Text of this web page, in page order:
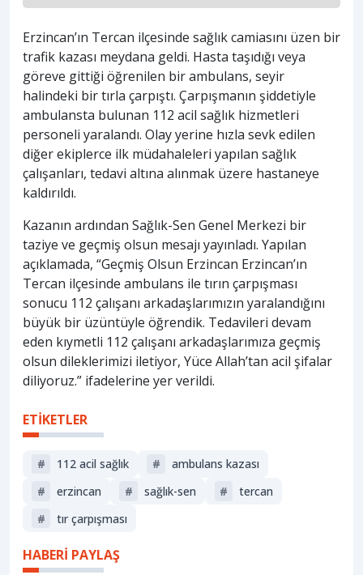
Erzincan’ın Tercan ilçesinde sağlık camiasını üzen bir
trafik kazası meydana geldi. Hasta taşıdığı veya
göreve gittiği öğrenilen bir ambulans, seyir
halindeki bir tırla çarpıştı. Çarpışmanın şiddetiyle
ambulansta bulunan 112 acil sağlık hizmetleri
personeli yaralandı. Olay yerine hızla sevk edilen
diğer ekiplerce ilk müdahaleleri yapılan sağlık
çalışanları, tedavi altına alınmak üzere hastaneye
kaldırıldı.
Kazanın ardından Sağlık-Sen Genel Merkezi bir
taziye ve geçmiş olsun mesajı yayınladı. Yapılan
açıklamada, “Geçmiş Olsun Erzincan Erzincan’ın
Tercan ilçesinde ambulans ile tırın çarpışması
sonucu 112 çalışanı arkadaşlarımızın yaralandığını
büyük bir üzüntüyle öğrendik. Tedavileri devam
eden kıymetli 112 çalışanı arkadaşlarımıza geçmiş
olsun dileklerimizi iletiyor, Yüce Allah’tan acil şifalar
diliyoruz.” ifadelerine yer verildi.
ETİKETLER
# 112 acil sağlık #
ambulans kazası
#
erzi̇ncan # sağlık-sen #
tercan
#
tır çarpışması
HABERİ PAYLAŞ